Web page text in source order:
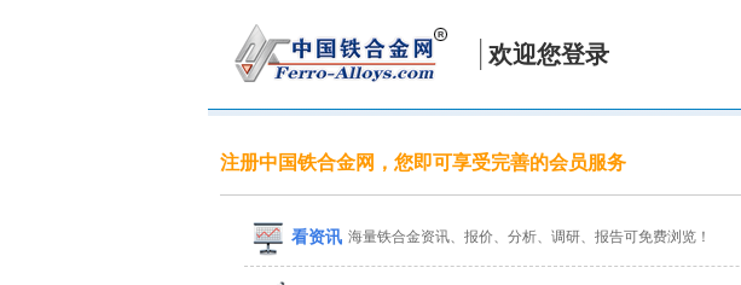
欢迎您登录
注册中国铁合金网，您即可享受完善的会员服务
看资讯 海量铁合金资讯、报价、分析、调研、报告可免费浏览！